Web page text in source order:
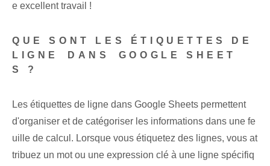
e excellent travail !
QUE SONT LES ÉTIQUETTES DE
LIGNE ⁣DANS⁢ GOOGLE SHEET
S ?
Les étiquettes de ligne dans Google Sheets permettent
d'organiser et de catégoriser les informations dans une fe
uille de calcul. Lorsque vous étiquetez des lignes, vous at
tribuez un mot ou une expression clé à une ligne spécifiq